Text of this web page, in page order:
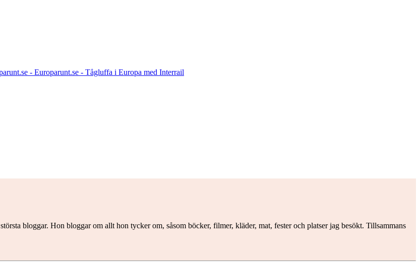
bloggar. Hon bloggar om allt hon tycker om, såsom böcker, filmer, kläder, mat, fester och platser jag besökt. Tillsammans